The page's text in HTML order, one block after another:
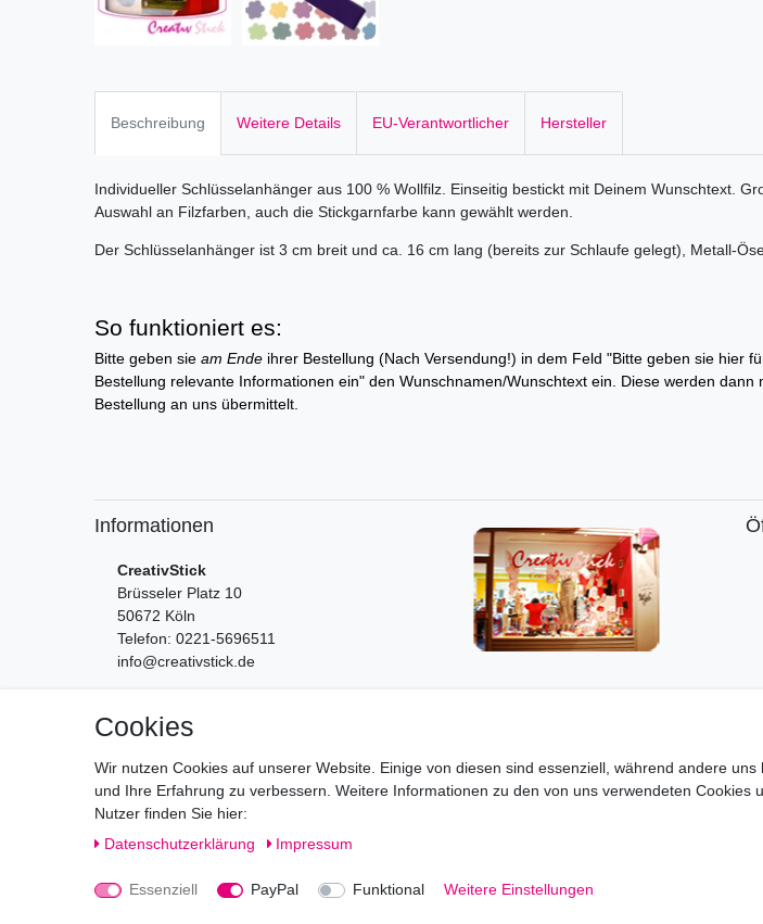
Beschreibung Weitere Details EU-Verantwortlicher Hersteller
Individueller Schlüsselanhänger aus 100 % Wollfilz. Einseitig bestickt mit Deinem Wunschtext.
Auswahl an Filzfarben, auch die Stickgarnfarbe kann gewählt werden.
Der Schlüsselanhänger ist 3 cm breit und ca. 16 cm lang (bereits zur Schlaufe gelegt), Metall-
So funktioniert es:
Bitte geben sie am Ende ihrer Bestellung (Nach Versendung!) in dem Feld "Bitte geben sie hier
Bestellung relevante Informationen ein" den Wunschnamen/Wunschtext ein. Diese werden dann
Bestellung an uns übermittelt.
Informationen
CreativStick
Brüsseler Platz 10
50672 Köln
Telefon: 0221-5696511
info@creativstick.de
Cookies
Wir nutzen Cookies auf unserer Website. Einige von diesen sind essenziell, während andere uns
und Ihre Erfahrung zu verbessern. Weitere Informationen zu den von uns verwendeten Cookies
Nutzer finden Sie hier:
Daten­schutz­erklärung
Impressum
Essenziell PayPal Funktional Weitere Einstellungen